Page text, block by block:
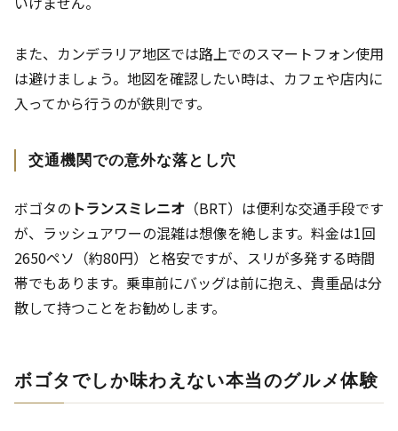
また、カンデラリア地区では路上でのスマートフォン使用
は避けましょう。地図を確認したい時は、カフェや店内に
入ってから行うのが鉄則です。
交通機関での意外な落とし穴
ボゴタの トランスミレニオ （BRT）は便利な交通手段です
が、ラッシュアワーの混雑は想像を絶します。料金は1回
2650ペソ（約80円）と格安ですが、スリが多発する時間
帯でもあります。乗車前にバッグは前に抱え、貴重品は分
散して持つことをお勧めします。
ボゴタでしか味わえない本当のグルメ体験